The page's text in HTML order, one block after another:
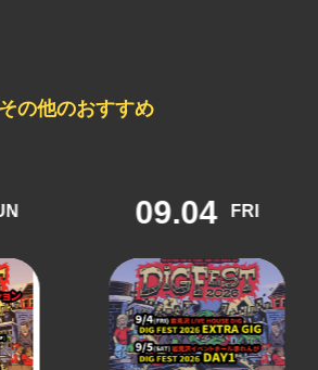
その他のおすすめ
09.04 FRI